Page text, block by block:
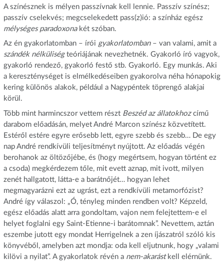
A színésznek is mélyen passzívnak kell lennie. Passzív színész;
passzív cselekvés; megcselekedett pass(z)ió: a színház egész
mélységes paradoxonakét szóban.
Az én gyakorlatomban – írói gyakorlatomban– van valami, amit a
szándék nélküliségteóriájának nevezhetnék. Gyakorló író vagyok,
gyakorló rendező, gyakorló festő stb. Gyakorló. Egy munkás. Aki
a kereszténységet is elmélkedéseiben gyakorolva néha hónapokig
kering különös alakok, például a Nagypéntek töprengő alakjai
körül.
Több mint harmincszor vettem résztBeszéd az állatokhozcímű
darabom előadásán, melyet André Marcon színész közvetített.
Estéről estére egyre erősebb lett, egyre szebb és szebb… De egy
nap André rendkívüli teljesítményt nyújtott. Az előadás végén
berohanok az öltözőjébe, és (hogy megértsem, hogyan történt ez
a csoda) megkérdezem tőle, mit evett aznap, mit ivott, milyen
zenét hallgatott, látta-e a barátnőjét… hogyan lehet
megmagyarázni ezt az ugrást, ezt a rendkívüli metamorfózist?
André így válaszol: „Ó, tényleg minden rendben volt? Képzeld,
egész előadás alatt arra gondoltam, vajon nem felejtettem-e el
helyet foglalni egy Saint-Etienne-i barátomnak”. Nevettem, aztán
eszembe jutott egy mondat Herrigelnek a zen íjászatról szóló kis
könyvéből, amelyben azt mondja: oda kell eljutnunk, hogy „valami
kilövi a nyilat”. A gyakorlatok révén a nem-akarástkell elérnünk.